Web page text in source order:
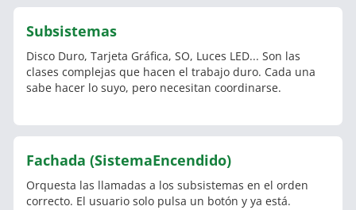
Subsistemas
Disco Duro, Tarjeta Gráfica, SO, Luces LED... Son las
clases complejas que hacen el trabajo duro. Cada una
sabe hacer lo suyo, pero necesitan coordinarse.
Fachada (SistemaEncendido)
Orquesta las llamadas a los subsistemas en el orden
correcto. El usuario solo pulsa un botón y ya está.